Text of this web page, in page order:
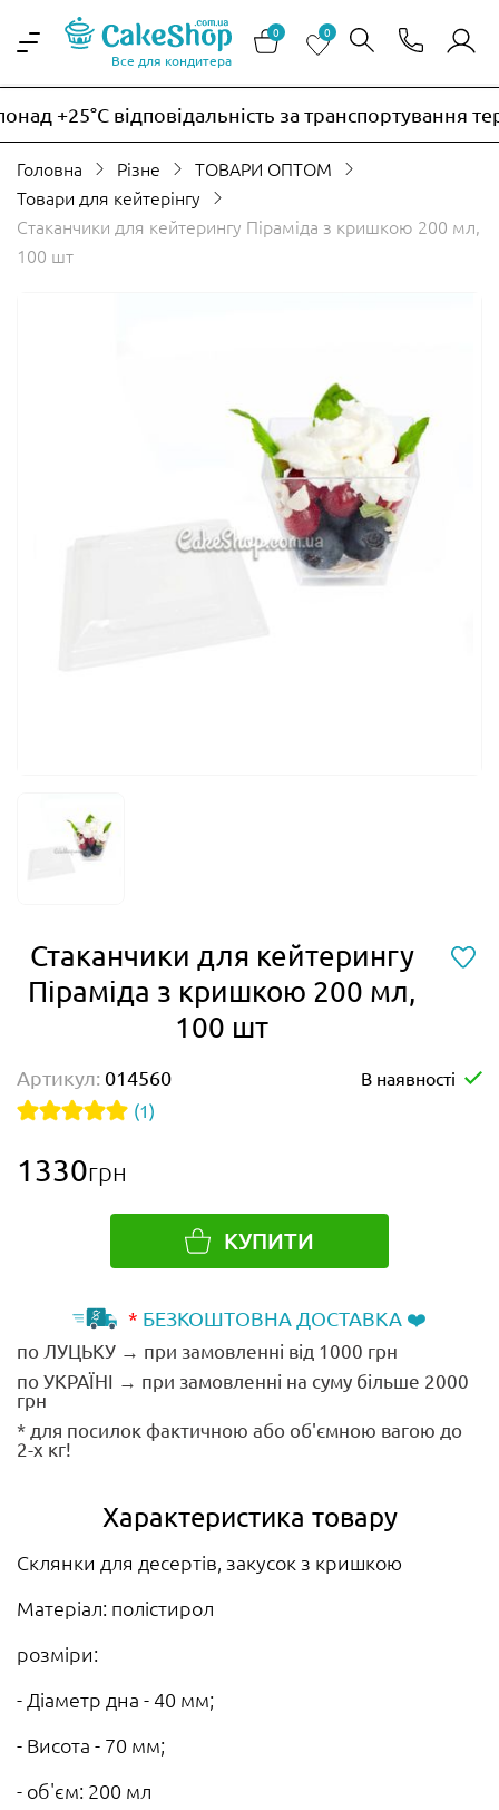
Все для кондитера
0 0
+25°C відповідальність за транспортування
Головна Різне
ТОВАРИ ОПТОМ
Товари для кейтерінгу
Стаканчики для кейтерингу Піраміда з кришкою 200 мл,
100 шт
Стаканчики для кейтерингу
Піраміда з кришкою 200 мл,
100 шт
Артикул: 014560
В наявності
(1)
1330грн
КУПИТИ
* БЕЗКОШТОВНА ДОСТАВКА ❤️
по ЛУЦЬКУ → при замовленні від 1000 грн
по УКРАЇНІ → при замовленні на суму більше 2000
грн
* для посилок фактичною або об'ємною вагою до
2-х кг!
Характеристика товару
Склянки для десертів, закусок з кришкою
Матеріал: полістирол
розміри:
- Діаметр дна - 40 мм;
- Висота - 70 мм;
- об'єм: 200 мл